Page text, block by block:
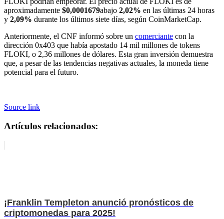
aproximadamente $0,0001679abajo 2,02% en las últimas 24 horas
y 2,09% durante los últimos siete días, según CoinMarketCap.
Anteriormente, el CNF informó sobre un comerciante con la
dirección 0x403 que había apostado 14 mil millones de tokens
FLOKI, o 2,36 millones de dólares. Esta gran inversión demuestra
que, a pesar de las tendencias negativas actuales, la moneda tiene
potencial para el futuro.
Source link
Artículos relacionados:
¡Franklin Templeton anunció pronósticos de
criptomonedas para 2025!